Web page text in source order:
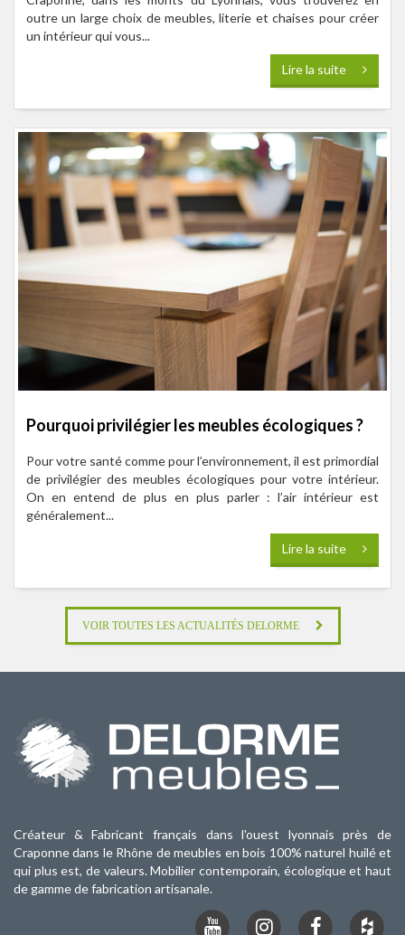
outre un large choix de meubles, literie et chaises pour créer
un intérieur qui vous...
Lire la suite
Pourquoi privilégier les meubles écologiques ?
Pour votre santé comme pour l’environnement, il est primordial
de privilégier des meubles écologiques pour votre intérieur.
On en entend de plus en plus parler : l’air intérieur est
généralement...
Lire la suite
VOIR TOUTES LES ACTUALITÉS DELORME
Créateur & Fabricant français dans l'ouest lyonnais près de
Craponne dans le Rhône de meubles en bois 100% naturel huilé et
qui plus est, de valeurs. Mobilier contemporain, écologique et haut
de gamme de fabrication artisanale.